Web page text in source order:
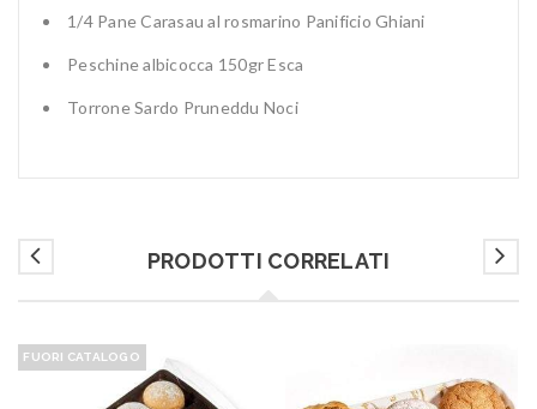
1/4 Pane Carasau al rosmarino Panificio Ghiani
Peschine albicocca 150gr Esca
Torrone Sardo Pruneddu Noci
PRODOTTI CORRELATI
FUORI CATALOGO